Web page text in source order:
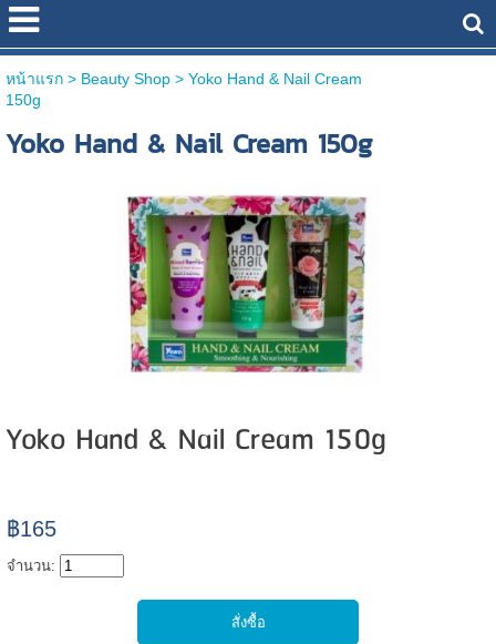
หน้าแรก> Beauty Shop > Yoko Hand & Nail Cream
150g
Yoko Hand & Nail Cream 150g
Yoko Hand & Nail Cream 150g
฿165
จำนวน: